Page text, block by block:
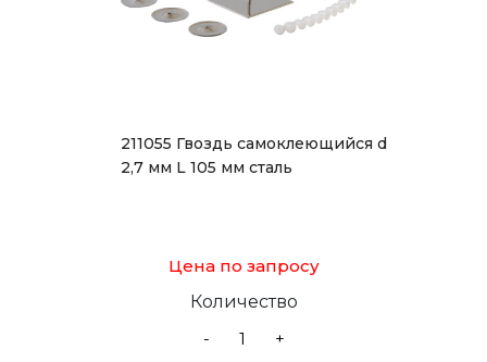
211055 Гвоздь самоклеющийся d
2,7 мм L 105 мм сталь
Цена по запросу
Количество
-
+